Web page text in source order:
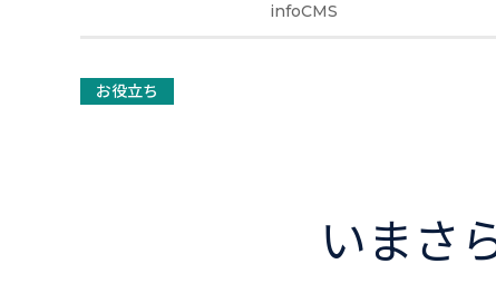
infoCMS
お役立ち
いまさ